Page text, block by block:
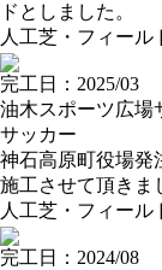
ドとしました。
人工芝・フィール
完工日：2025/03
油木スポーツ広場
サッカー
神石高原町役場発
施工させて頂きま
人工芝・フィール
完工日：2024/08